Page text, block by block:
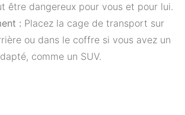
être dangereux pour vous et pour lui.
: Placez la cage de transport sur
ou dans le coffre si vous avez un
comme un SUV.